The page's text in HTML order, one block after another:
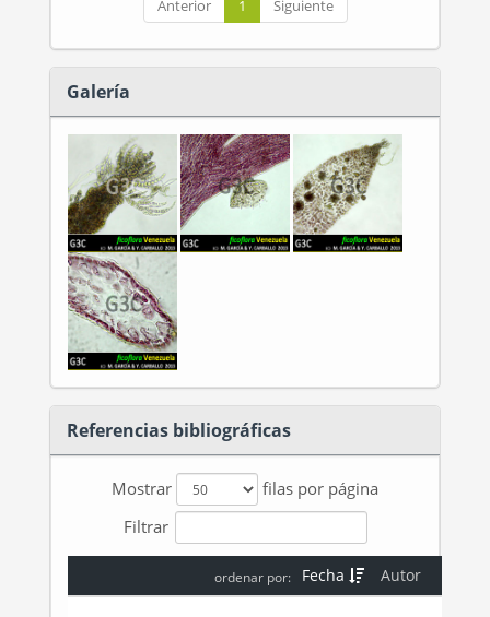
Anterior
1 Siguiente
Galería
Referencias bibliográficas
Mostrar
filas por página
Filtrar
Autor
Fecha
ordenar por: